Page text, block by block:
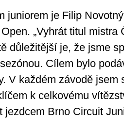
juniorem je Filip
„Vyhrát titul mistra
důležitější je, že jsme
Cílem bylo
V každém závodě jsem
k celkovému
jezdcem Brno Circuit